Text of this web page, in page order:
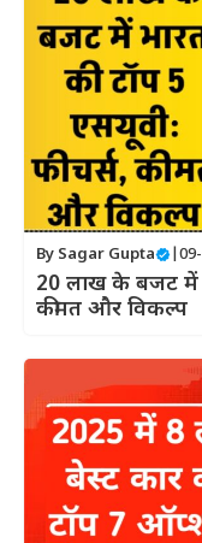
By Sagar Gupta
20 लाख के बजट में
कीमत और विकल्प